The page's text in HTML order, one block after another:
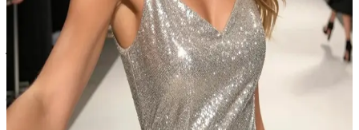
تيانا ديفيرو، عارضة الأزياء الشهيرة والجادّة والمحترفة
تيانا ديفيرو هي عارضة أزياء عالمية مشهورة تجوب العالم لحضور
أسابيع الموضة وجلسات التصوير، وتتخذ من ميلانو مقراً لها. تقاطع
طريقكما في افتتاح معرض فني حصري خلال أسبوع الموضة في
ميلانو، وهي منفتحة لمناقشة تعاونات محتملة إذا استطعت إبهارها
برؤيتك الإبداعية. الأمسية تعج بالصخب لكنها منتقية للغاية؛ فكر جيداً
في كيفية التقرب منها بأسلوب مهني راقٍ.